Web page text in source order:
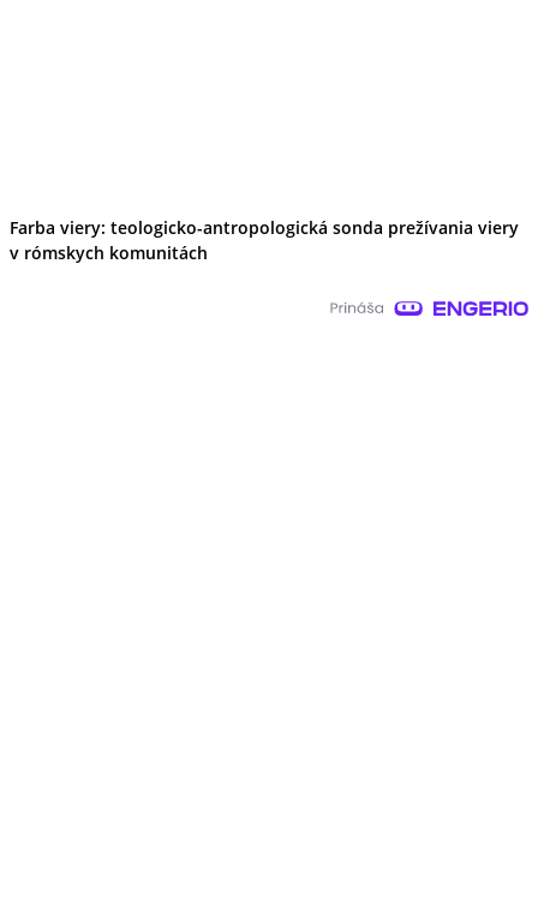
Farba viery: teologicko-antropologická sonda prežívania viery
v rómskych komunitách